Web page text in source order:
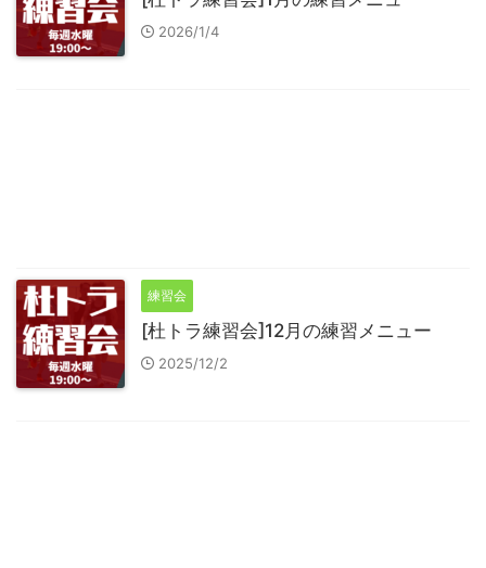
2026/1/4
練習会
[杜トラ練習会]12月の練習メニュー
2025/12/2